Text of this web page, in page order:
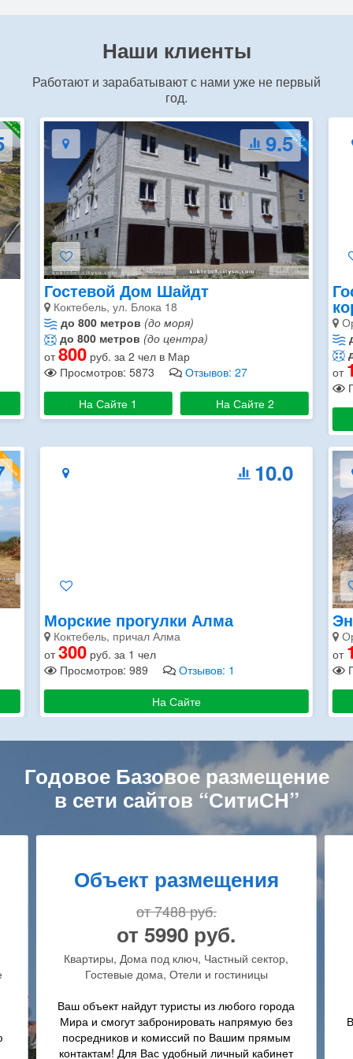
Наши клиенты
Работают и зарабатывают с нами уже не первый
год.
10.0
Гостевой Дом Крымский
кораблик
Орджоникидзе, ул.Садовая, д.28
до 500 метров (до моря)
до 300 метров (до центра)
от 1200руб. за 2 чел в Май
Просмотров: 17457
Отзывов: 36
На Сайте 1
На Сайте 2
от
10.0
Эндуро
Орджоникидзе, ул.Почтовая 21
от1000руб. за 1 чел
Просмотров: 441730
Отзывов: 48
На Сайте
от
Годовое Базовое размещение
в сети сайтов “СитиСН”
Объект развлечений
от 7488 руб.
от 5990 руб.
Кафе, рестораны, бары, прокат техники,
пляжные развлечения, развлечения (на
Ваш объект найдут туристы из любого города
Мира и смогут связаться с вами напрямую
без посредников и комиссий по Вашим